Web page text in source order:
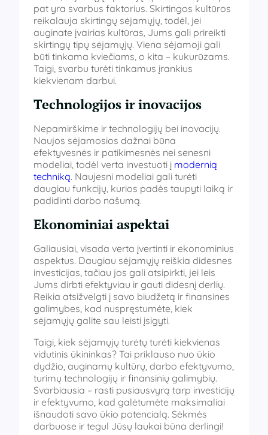
pat yra svarbus faktorius. Skirtingos kultūros
reikalauja skirtingų sėjamųjų, todėl, jei
auginate įvairias kultūras, Jums gali prireikti
skirtingų tipų sėjamųjų. Viena sėjamoji gali
būti tinkama kviečiams, o kita – kukurūzams.
Taigi, svarbu turėti tinkamus įrankius
kiekvienam darbui.
Technologijos ir inovacijos
Nepamirškime ir technologijų bei inovacijų.
Naujos sėjamosios dažnai būna
efektyvesnės ir patikimesnės nei senesni
modeliai, todėl verta investuoti į modernią
techniką. Naujesni modeliai gali turėti
daugiau funkcijų, kurios padės taupyti laiką ir
padidinti darbo našumą.
Ekonominiai aspektai
Galiausiai, visada verta įvertinti ir ekonominius
aspektus. Daugiau sėjamųjų reiškia didesnes
investicijas, tačiau jos gali atsipirkti, jei leis
Jums dirbti efektyviau ir gauti didesnį derlių.
Reikia atsižvelgti į savo biudžetą ir finansines
galimybes, kad nuspręstumėte, kiek
sėjamųjų galite sau leisti įsigyti.
Taigi, kiek sėjamųjų turėtų turėti kiekvienas
vidutinis ūkininkas? Tai priklauso nuo ūkio
dydžio, auginamų kultūrų, darbo efektyvumo,
turimų technologijų ir finansinių galimybių.
Svarbiausia – rasti pusiausvyrą tarp investicijų
ir efektyvumo, kad galėtumėte maksimaliai
išnaudoti savo ūkio potencialą. Sėkmės
darbuose ir tegul Jūsų laukai būna derlingi!